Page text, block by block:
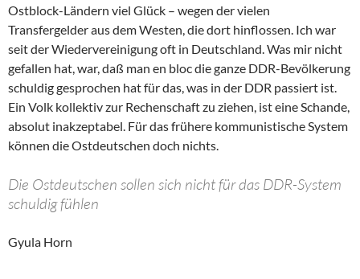
Ostblock-Ländern viel Glück – wegen der vielen
Transfergelder aus dem Westen, die dort hinflossen. Ich war
seit der Wiedervereinigung oft in Deutschland. Was mir nicht
gefallen hat, war, daß man en bloc die ganze DDR-Bevölkerung
schuldig gesprochen hat für das, was in der DDR passiert ist.
Ein Volk kollektiv zur Rechenschaft zu ziehen, ist eine Schande,
absolut inakzeptabel. Für das frühere kommunistische System
können die Ostdeutschen doch nichts.
Die Ostdeutschen sollen sich nicht für das DDR-System
schuldig fühlen
Gyula Horn